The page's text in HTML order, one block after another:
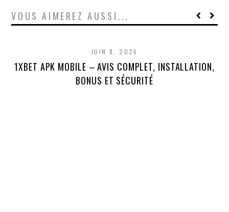
VOUS AIMEREZ AUSSI...
JUIN 8, 2026
1XBET APK MOBILE – AVIS COMPLET, INSTALLATION,
BONUS ET SÉCURITÉ